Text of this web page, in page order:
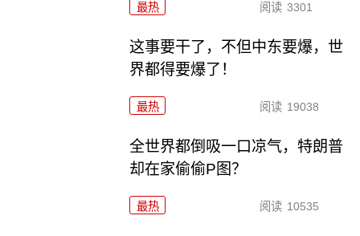
最热 阅读 3301
这事要干了，不但中东要爆，世
界都得要爆了！
最热 阅读 19038
全世界都倒吸一口凉气，特朗普
却在家偷偷P图？
最热 阅读 10535